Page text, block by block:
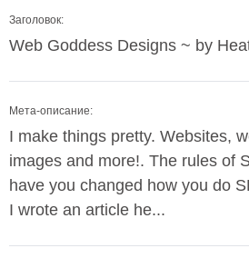
Заголовок:
Web Goddess Designs ~ by
Мета-описание:
I make things pretty. Websites,
images and more!. The rules of
have you changed how you do
I wrote an article he...